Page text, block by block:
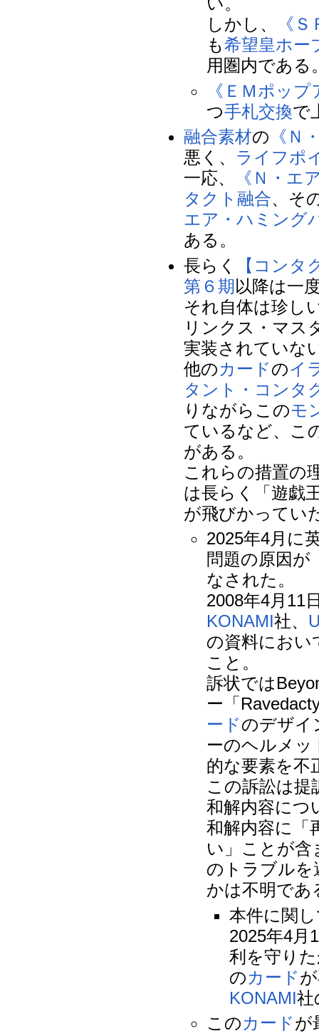
しかし、
《
も希望皇ホー
用圏内である
《ＥＭポッ
つ手札交換で
融合素材の 《Ｎ
悪く、 ライフポ
一応、
《Ｎ・エ
タクト融合、そ
エア・ハミング
ある。
長らく
【コンタ
第６期以降は一
それ自体は珍し
リンクス・マス
実装されていな
他のカードのイ
タント・コンタ
りながらこのモ
ているなど、こ
がある。
これらの措置の
は長らく「遊戯
が飛びかってい
2025年4月に
問題の原因が
なされた。
2008年4月11
KONAMI社、
の資料におい
こと。
訴状では
ー「
ードのデザイ
ーのヘルメッ
的な要素を不
この訴訟は提
和解内容につ
和解内容に「
い」ことが
のトラブルを
かは不明であ
本件に関
2025年4月
利を守り
のカード
KONAMI社
このカードが